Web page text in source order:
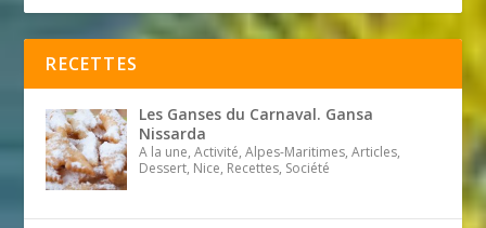
RECETTES
Les Ganses du Carnaval. Gansa
Nissarda
A la une, Activité, Alpes-Maritimes, Articles,
Dessert, Nice, Recettes, Société